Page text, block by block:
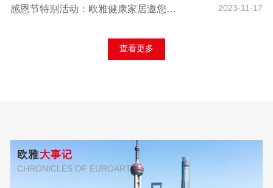
感恩节特别活动：欧雅健康家居邀您体验科技舒适，赢取专属好礼！ 2023-11-17
查看更多
欧雅大事记
CHRONICLES OF EUROART